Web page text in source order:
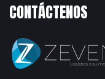
CONTÁCTENOS